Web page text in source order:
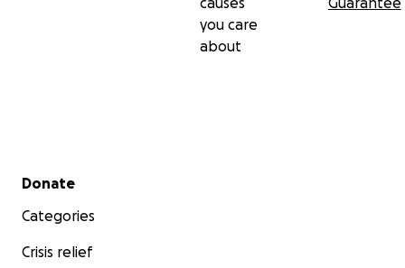
you care
about
Secondary menu
Donate
Categories
Crisis relief